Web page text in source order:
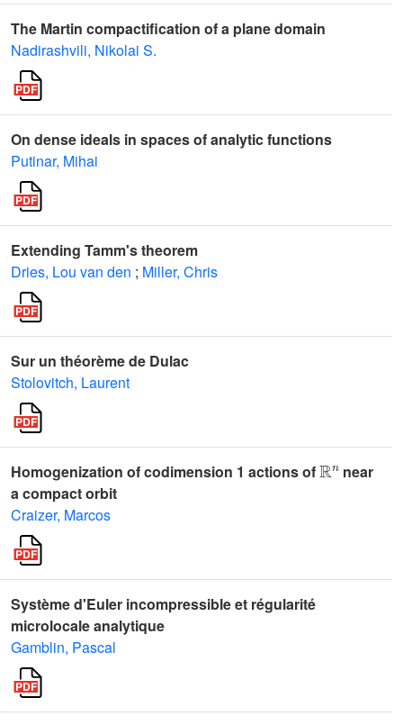
The Martin compactification of a plane domain
Nadirashvili, Nikolai S.
On dense ideals in spaces of analytic functions
Putinar, Mihai
Extending Tamm's theorem
Dries, Lou van den ; Miller, Chris
Sur un théorème de Dulac
Stolovitch, Laurent
Homogenization of codimension 1 actions of
near
a compact orbit
Craizer, Marcos
Système d'Euler incompressible et régularité
microlocale analytique
Gamblin, Pascal